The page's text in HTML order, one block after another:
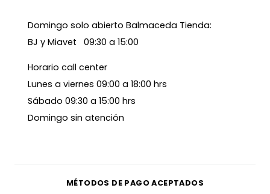
Domingo solo abierto Balmaceda Tienda:
BJ y Miavet 09:30 a 15:00
Horario call center
Lunes a viernes 09:00 a 18:00 hrs
Sábado 09:30 a 15:00 hrs
Domingo sin atención
MÉTODOS DE PAGO ACEPTADOS